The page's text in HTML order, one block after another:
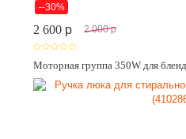
--30%
2 600 p 2 000 p
Моторная группа 350W для